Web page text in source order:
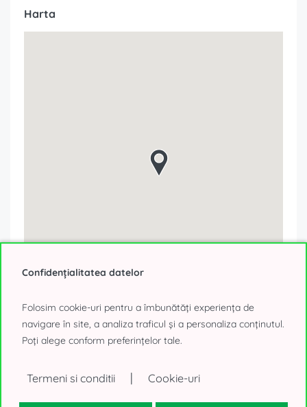
Harta
Ești interesat de această ofertă?
Confidențialitatea datelor
Folosim cookie-uri pentru a îmbunătăți experiența de
navigare în site, a analiza traficul și a personaliza conținutul.
Poți alege conform preferințelor tale.
Termeni si conditii | Cookie-uri